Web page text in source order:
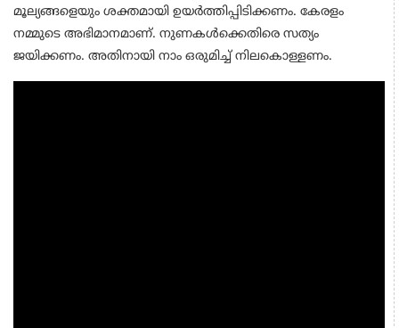
മൂല്യങ്ങളെയും ശക്തമായി ഉയർത്തിപ്പിടിക്കണം. കേരളം
നമ്മുടെ അഭിമാനമാണ്. നുണകൾക്കെതിരെ സത്യം
ജയിക്കണം. അതിനായി നാം ഒരുമിച്ച് നിലകൊള്ളണം.